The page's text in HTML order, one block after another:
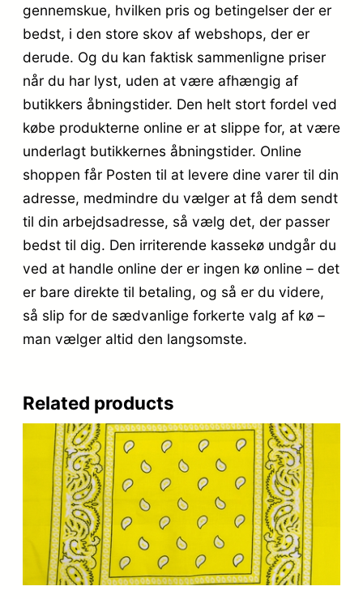
gennemskue, hvilken pris og betingelser der er
bedst, i den store skov af webshops, der er
derude. Og du kan faktisk sammenligne priser
når du har lyst, uden at være afhængig af
butikkers åbningstider. Den helt stort fordel ved
købe produkterne online er at slippe for, at være
underlagt butikkernes åbningstider. Online
shoppen får Posten til at levere dine varer til din
adresse, medmindre du vælger at få dem sendt
til din arbejdsadresse, så vælg det, der passer
bedst til dig. Den irriterende kassekø undgår du
ved at handle online der er ingen kø online – det
er bare direkte til betaling, og så er du videre,
så slip for de sædvanlige forkerte valg af kø –
man vælger altid den langsomste.
Related products